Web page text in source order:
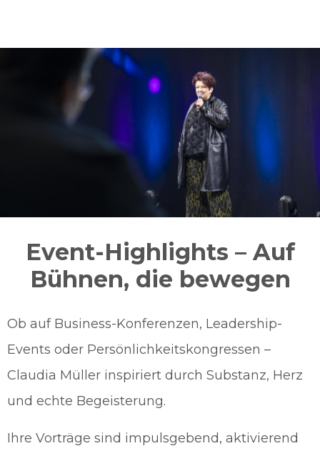
Event-Highlights – Auf
Bühnen, die bewegen
Ob auf Business-Konferenzen, Leadership-
Events oder Persönlichkeitskongressen –
Claudia Müller inspiriert durch Substanz, Herz
und echte Begeisterung.
Ihre Vorträge sind impulsgebend, aktivierend